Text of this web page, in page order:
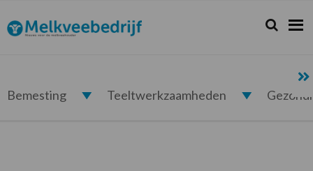
de
hoofdnavigatie
de
hoofd
de
eerste
de
voettekst
Melkveebedrijf.nl Zoeken...
Zoek
Bemesting Teeltwerkzaamheden